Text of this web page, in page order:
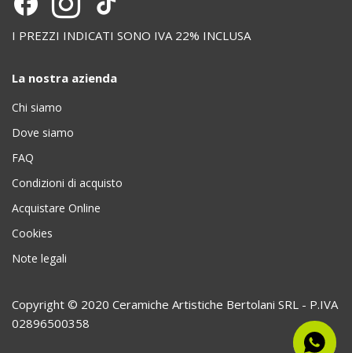
I PREZZI INDICATI SONO IVA 22% INCLUSA
La nostra azienda
Chi siamo
Dove siamo
FAQ
Condizioni di acquisto
Acquistare Online
Cookies
Note legali
Copyright © 2020 Ceramiche Artistiche Bertolani SRL - P.IVA
02896500358